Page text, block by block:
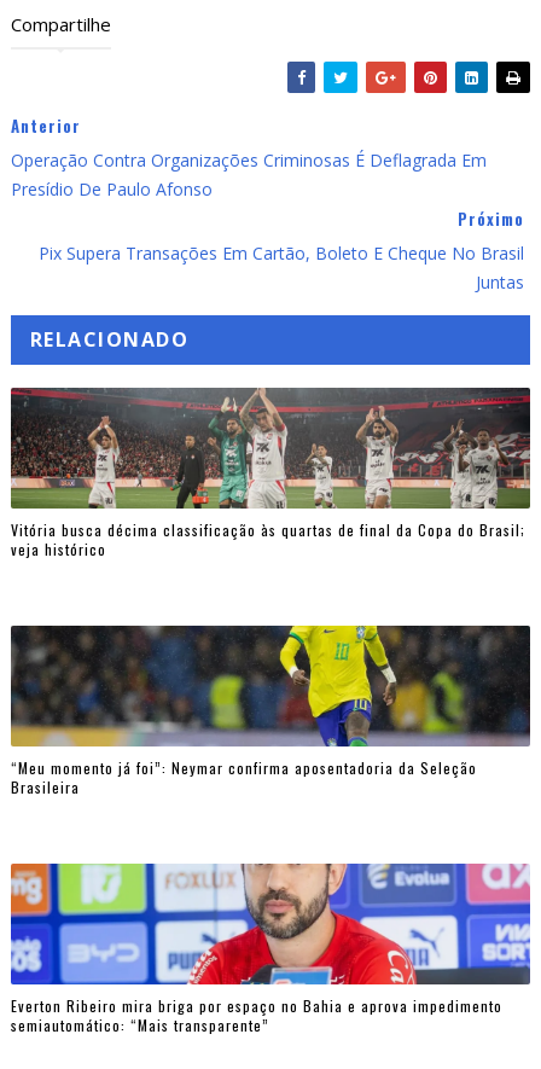
Compartilhe
Anterior
Operação Contra Organizações Criminosas É Deflagrada Em
Presídio De Paulo Afonso
Próximo
Pix Supera Transações Em Cartão, Boleto E Cheque No Brasil
Juntas
RELACIONADO
Vitória busca décima classificação às quartas de final da Copa do Brasil;
veja histórico
“Meu momento já foi”: Neymar confirma aposentadoria da Seleção
Brasileira
Everton Ribeiro mira briga por espaço no Bahia e aprova impedimento
semiautomático: “Mais transparente”